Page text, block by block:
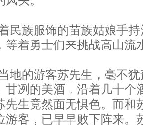
民族服饰的苗族姑娘手
等着勇士们来挑战高山流
地的游客苏先生，毫不
甘冽的美酒，沿着几十个
先生竟然面无惧色。而和
游客，已早早败下阵来。